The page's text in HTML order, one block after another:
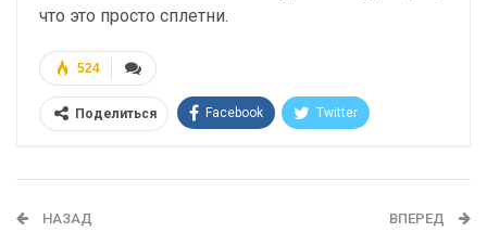
что это просто сплетни.
524
Поделиться Facebook Twitter
НАЗАД ВПЕРЕД